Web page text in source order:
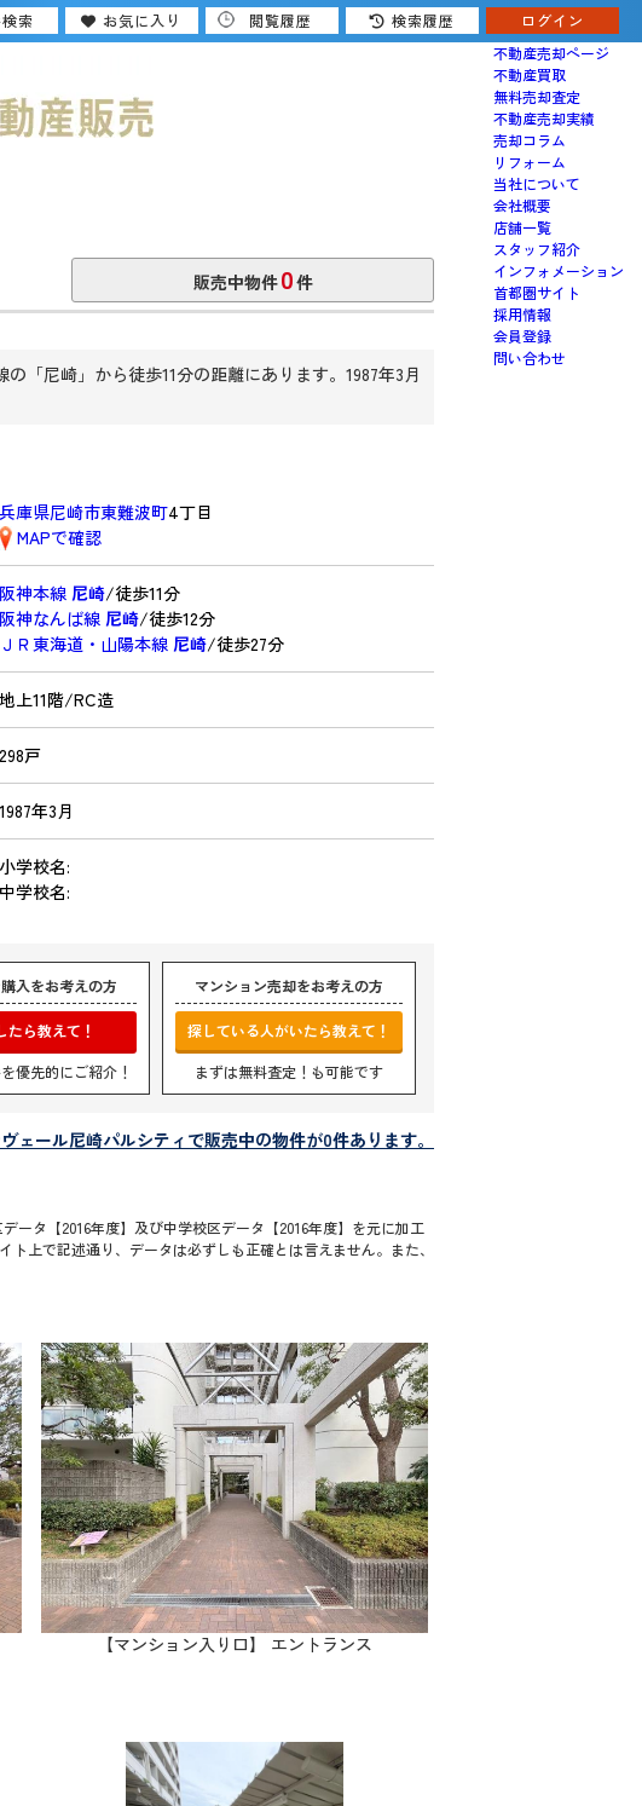
売りたい
不動産売却ページ
不動産買取
無料売却査定
不動産売却実績
売却コラム
リフォーム
当社について
会社概要
店舗一覧
スタッフ紹介
インフォメーション
首都圏サイト
採用情報
会員登録
問い合わせ
販売中物件0件
「尼崎」から徒歩11分の距離にあります。1987年3月
兵庫県尼崎市東難波町4丁目
MAPで確認
阪神本線 尼崎/徒歩11分
阪神なんば線 尼崎/徒歩12分
ＪＲ東海道・山陽本線 尼崎/徒歩27分
地上11階/RC造
298戸
1987年3月
小学校名:
中学校名:
入をお考えの方
たら教えて！
優先的にご紹介！
マンション売却をお考えの方
探している人がいたら教えて！
まずは無料査定！も可能です
ェール尼崎パルシティで販売中の物件が0件あります。
ータ【2016年度】及び中学校区データ【2016年度】を元に加工
上で記述通り、データは必ずしも正確とは言えません。また、
【マンション入り口】 エントランス
索 お気に入り 閲覧履歴 検索履歴 ログイン